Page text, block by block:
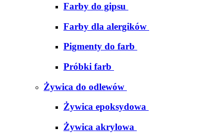
Farby do gipsu
Farby dla alergików
Pigmenty do farb
Próbki farb
Żywica do odlewów
Żywica epoksydowa
Żywica akrylowa